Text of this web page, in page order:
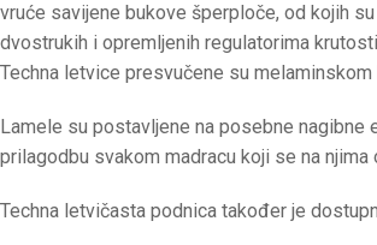
vruće savijene bukove šperploče, od kojih
dvostrukih i opremljenih regulatorima
Techna letvice presvučene su
Lamele su postavljene na posebne nagibne
prilagodbu svakom madracu koji se na
Techna letvičasta podnica također je